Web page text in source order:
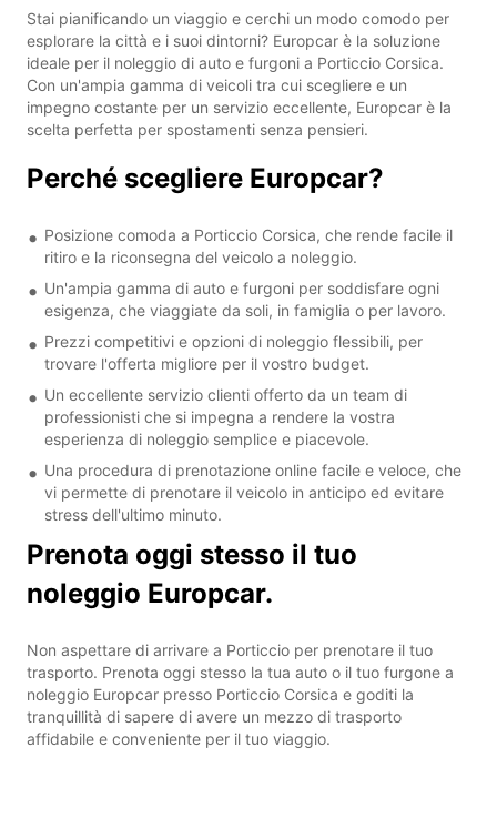
Stai pianificando un viaggio e cerchi un modo comodo per
esplorare la città e i suoi dintorni? Europcar è la soluzione
ideale per il noleggio di auto e furgoni a Porticcio Corsica.
Con un'ampia gamma di veicoli tra cui scegliere e un
impegno costante per un servizio eccellente, Europcar è la
scelta perfetta per spostamenti senza pensieri.
Perché scegliere Europcar?
Posizione comoda a Porticcio Corsica, che rende facile il
ritiro e la riconsegna del veicolo a noleggio.
Un'ampia gamma di auto e furgoni per soddisfare ogni
esigenza, che viaggiate da soli, in famiglia o per lavoro.
Prezzi competitivi e opzioni di noleggio flessibili, per
trovare l'offerta migliore per il vostro budget.
Un eccellente servizio clienti offerto da un team di
professionisti che si impegna a rendere la vostra
esperienza di noleggio semplice e piacevole.
Una procedura di prenotazione online facile e veloce, che
vi permette di prenotare il veicolo in anticipo ed evitare
stress dell'ultimo minuto.
Prenota oggi stesso il tuo
noleggio Europcar.
Non aspettare di arrivare a Porticcio per prenotare il tuo
trasporto. Prenota oggi stesso la tua auto o il tuo furgone a
noleggio Europcar presso Porticcio Corsica e goditi la
tranquillità di sapere di avere un mezzo di trasporto
affidabile e conveniente per il tuo viaggio.